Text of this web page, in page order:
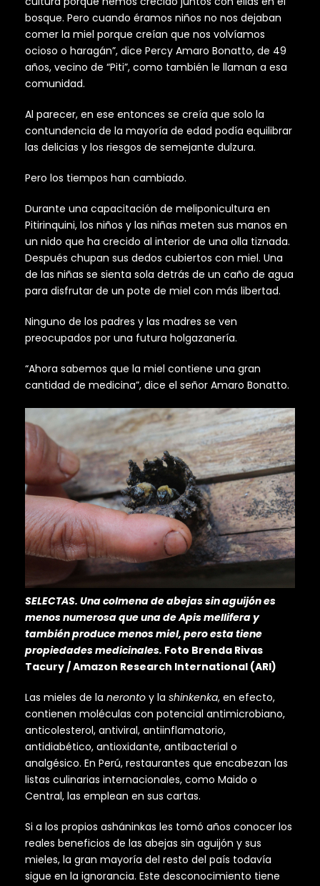
bosque. Pero cuando éramos niños no nos dejaban
comer la miel porque creían que nos volvíamos
ocioso o haragán”, dice Percy Amaro Bonatto, de 49
años, vecino de “Piti”, como también le llaman a esa
comunidad.
Al parecer, en ese entonces se creía que solo la
contundencia de la mayoría de edad podía equilibrar
las delicias y los riesgos de semejante dulzura.
Pero los tiempos han cambiado.
Durante una capacitación de meliponicultura en
Pitirinquini, los niños y las niñas meten sus manos en
un nido que ha crecido al interior de una olla tiznada.
Después chupan sus dedos cubiertos con miel. Una
de las niñas se sienta sola detrás de un caño de agua
para disfrutar de un pote de miel con más libertad.
Ninguno de los padres y las madres se ven
preocupados por una futura holgazanería.
“Ahora sabemos que la miel contiene una gran
cantidad de medicina”, dice el señor Amaro Bonatto.
SELECTAS. Una colmena de abejas sin aguijón es
menos numerosa que una de Apis mellifera y
también produce menos miel, pero esta tiene
propiedades medicinales. Foto Brenda Rivas
Tacury / Amazon Research International (ARI)
Las mieles de la neronto y la shinkenka, en efecto,
contienen moléculas con potencial antimicrobiano,
anticolesterol, antiviral, antiinflamatorio,
antidiabético, antioxidante, antibacterial o
analgésico. En Perú, restaurantes que encabezan las
listas culinarias internacionales, como Maido o
Central, las emplean en sus cartas.
Si a los propios asháninkas les tomó años conocer los
reales beneficios de las abejas sin aguijón y sus
mieles, la gran mayoría del resto del país todavía
sigue en la ignorancia. Este desconocimiento tiene